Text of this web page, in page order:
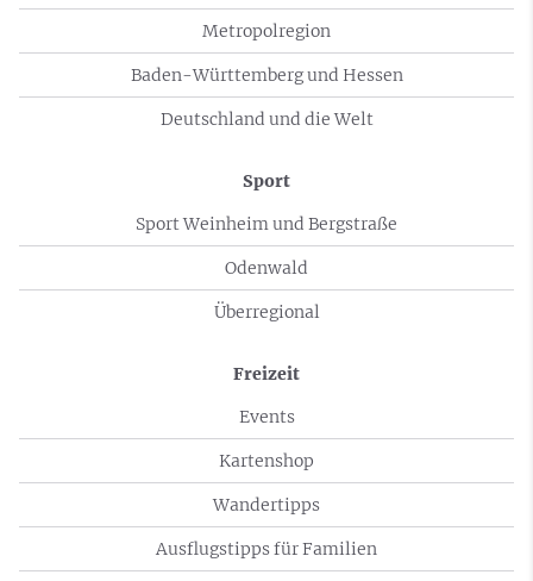
Metropolregion
Baden-Württemberg und Hessen
Deutschland und die Welt
Sport
Sport Weinheim und Bergstraße
Odenwald
Überregional
Freizeit
Events
Kartenshop
Wandertipps
Ausflugstipps für Familien